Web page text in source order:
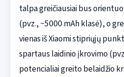
talpa greičiausiai bus
(pvz., ~5000 mAh klasė), o
vienas iš Xiaomi stipriųjų
spartaus laidinio įkrovimo
potencialiai greito belaidžio